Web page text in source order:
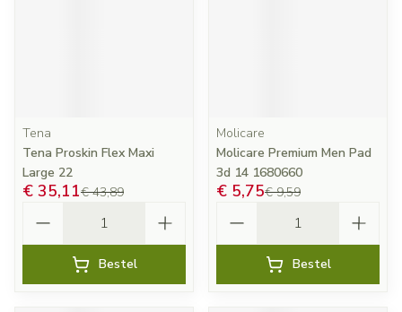
Tena
Tena Proskin Flex Maxi
Large 22
€ 43,89
€ 35,11
Bestel
Molicare
Molicare Premium Men Pad
3d 14 1680660
€ 9,59
€ 5,75
Bestel